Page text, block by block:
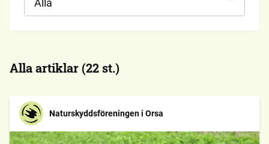
Alla artiklar (22 st.)
Naturskyddsföreningen i Orsa